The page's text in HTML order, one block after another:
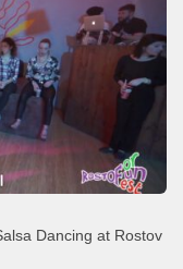
Dancing at Rostov